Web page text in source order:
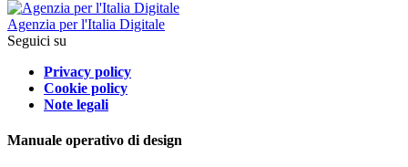
Agenzia per l'Italia Digitale
Seguici su
Privacy policy
Cookie policy
Note legali
Manuale operativo di design